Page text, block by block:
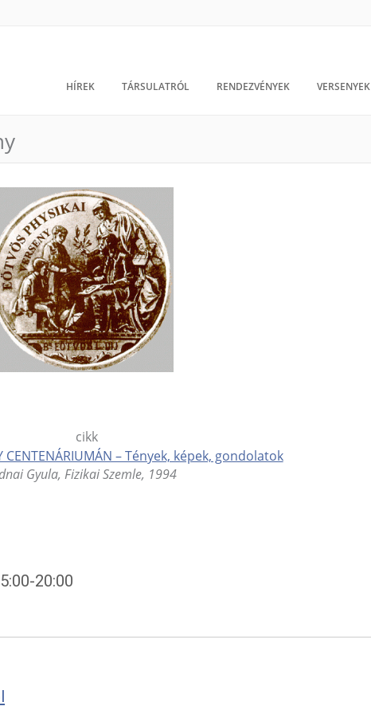
HÍREK TÁRSULATRÓL RENDEZVÉNYEK VERSENYEK
CENTENÁRIUMÁN – Tények, képek, gondolatok
Gyula, Fizikai Szemle, 1994
20:00